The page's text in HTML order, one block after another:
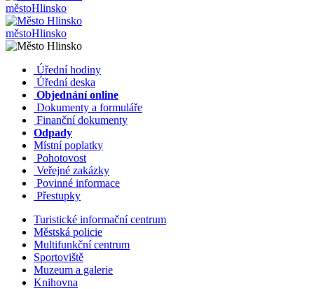
městoHlinsko
městoHlinsko
Úřední hodiny
Úřední deska
Objednání online
Dokumenty a formuláře
Finanční dokumenty
Odpady
Místní poplatky
Pohotovost
Veřejné zakázky
Povinné informace
Přestupky
Turistické informační centrum
Městská policie
Multifunkční centrum
Sportoviště
Muzeum a galerie
Knihovna